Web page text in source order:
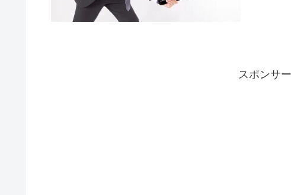
スポンサ